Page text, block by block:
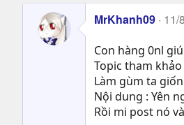
MrKhanh09 11/
Con hàng 0nl
Topic tham
Làm gùm ta
Nội dung : Yên
Rồi mi post nó